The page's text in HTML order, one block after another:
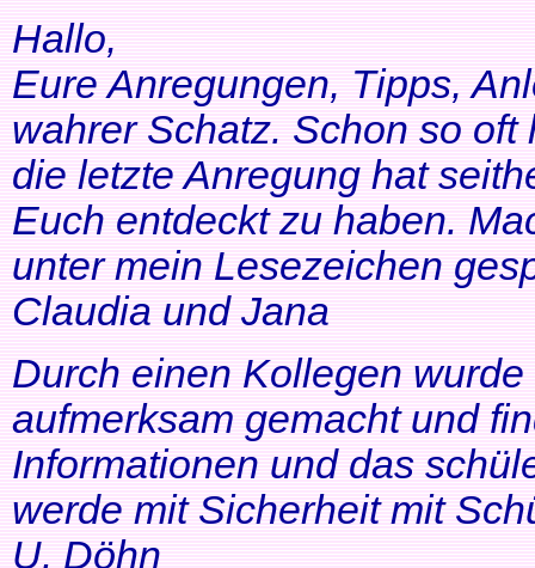
Hallo,
Eure Anregungen, Tipps,
wahrer Schatz. Schon so
die letzte Anregung hat
Euch entdeckt zu haben.
unter mein Lesezeichen
Claudia und Jana
Durch einen Kollegen
aufmerksam gemacht und
Informationen und das
werde mit Sicherheit mit
U. Döhn